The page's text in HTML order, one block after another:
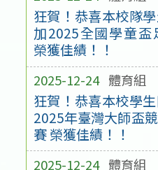
狂賀！恭喜本校隊
加2025全國學童盃
榮獲佳績！！
2025-12-24 體育組
狂賀！恭喜本校學
2025年臺灣大師盃
賽 榮獲佳績！！
2025-12-24 體育組